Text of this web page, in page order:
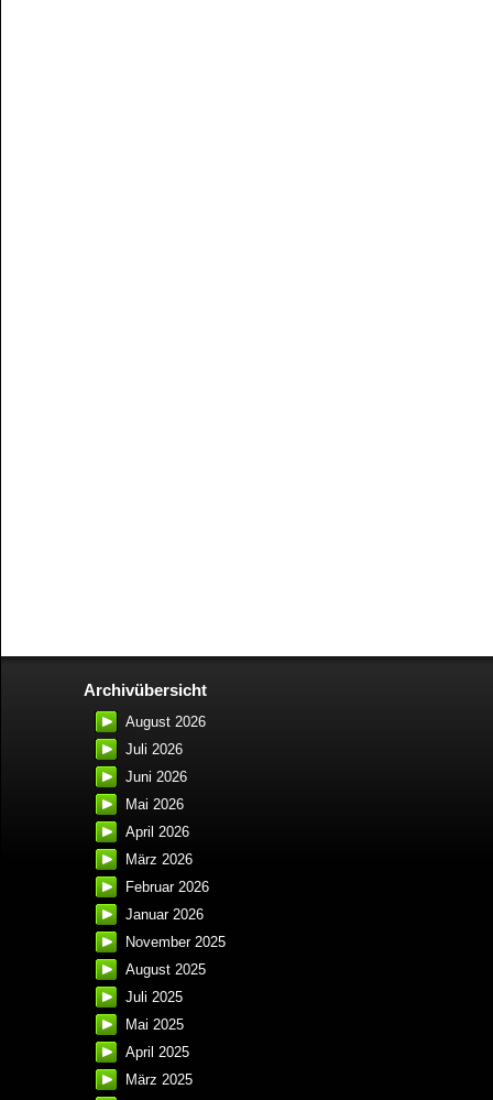
Archivübersicht
August 2026
Juli 2026
Juni 2026
Mai 2026
April 2026
März 2026
Februar 2026
Januar 2026
November 2025
August 2025
Juli 2025
Mai 2025
April 2025
März 2025